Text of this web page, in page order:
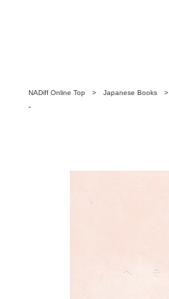
NADiff Online Top > Japanese Books
-